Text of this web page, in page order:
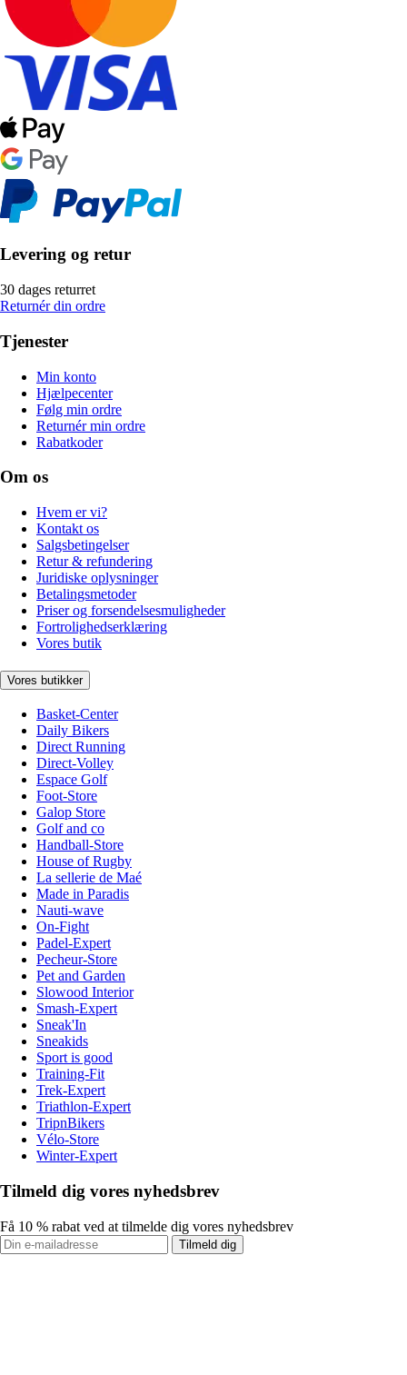
Levering og retur
30 dages returret
Returnér din ordre
Tjenester
Min konto
Hjælpecenter
Følg min ordre
Returnér min ordre
Rabatkoder
Om os
Hvem er vi?
Kontakt os
Salgsbetingelser
Retur & refundering
Juridiske oplysninger
Betalingsmetoder
Priser og forsendelsesmuligheder
Fortrolighedserklæring
Vores butik
Vores butikker
Basket-Center
Daily Bikers
Direct Running
Direct-Volley
Espace Golf
Foot-Store
Galop Store
Golf and co
Handball-Store
House of Rugby
La sellerie de Maé
Made in Paradis
Nauti-wave
On-Fight
Padel-Expert
Pecheur-Store
Pet and Garden
Slowood Interior
Smash-Expert
Sneak'In
Sneakids
Sport is good
Training-Fit
Trek-Expert
Triathlon-Expert
TripnBikers
Vélo-Store
Winter-Expert
Tilmeld dig vores nyhedsbrev
Få 10 % rabat ved at tilmelde dig vores nyhedsbrev
Tilmeld dig